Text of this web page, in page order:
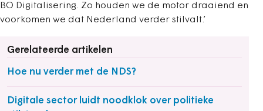
BO Digitalisering. Zo houden we de motor draaiend en
voorkomen we dat Nederland verder stilvalt.’
Gerelateerde artikelen
Hoe nu verder met de NDS?
Digitale sector luidt noodklok over politieke